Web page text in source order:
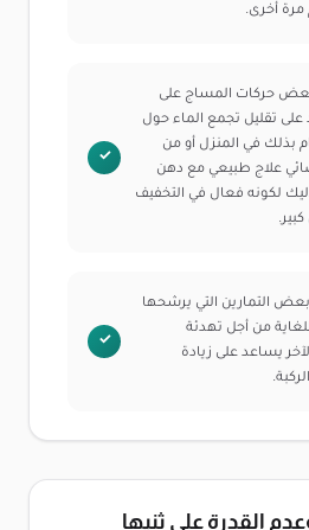
مرة أخرى.
حركات المساج على
تقليل تجمع الماء حول
بذلك في المنزل أو من
علاج طبيعي مع دهن
لكونه فعال في التخفيف
التمارين التي يرشحها
من أجل تهدئة
يساعد على زيادة
القدرة على ثنيها